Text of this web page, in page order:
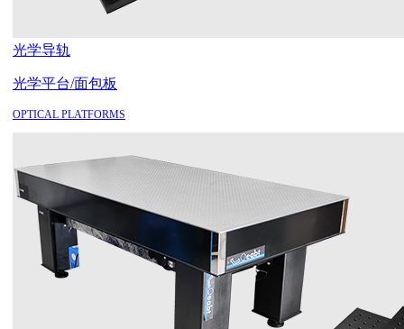
光学导轨
光学平台/面包板
OPTICAL PLATFORMS